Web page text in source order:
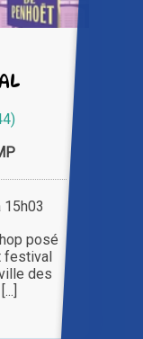
posé
festival
des